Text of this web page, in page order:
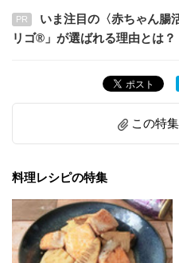
PR
いま注目の〈赤ちゃん腸
リゴ®」が選ばれる理由とは？
この特
料理レシピの特集